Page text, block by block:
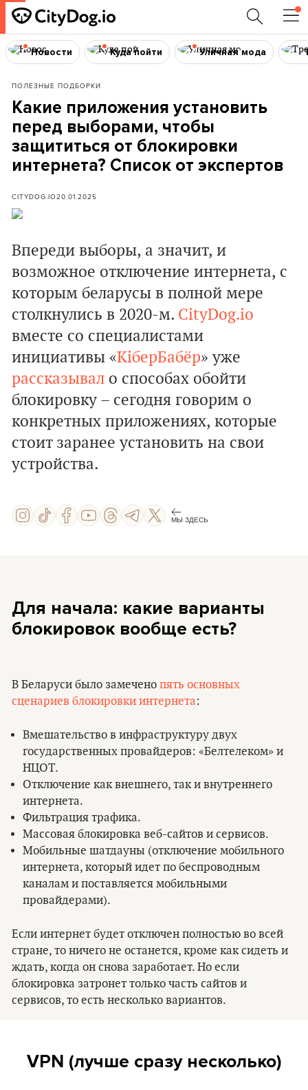
Новости Куда пойти Уличная мода
ПОЛЕЗНЫЕ ПОДБОРКИ
Какие приложения установить
перед выборами, чтобы
защититься от блокировки
интернета? Список от экспертов
CITYDOG.IO20.01.2025
Впереди выборы, а значит, и
возможное отключение интернета, с
которым беларусы в полной мере
столкнулись в 2020-м. CityDog.io
вместе со специалистами
инициативы «КіберБабёр»уже
рассказывал о способах обойти
блокировку – сегодня говорим о
конкретных приложениях, которые
стоит заранее установить на свои
устройства.
МЫ ЗДЕСЬ
Для начала: какие варианты
блокировок вообще есть?
В Беларуси было замечено пять основных
сценариев блокировки интернета:
Вмешательство в инфраструктуру двух
государственных провайдеров: «Белтелеком» и
НЦОТ.
Отключение как внешнего, так и внутреннего
интернета.
Фильтрация трафика.
Массовая блокировка веб-сайтов и сервисов.
Мобильные шатдауны (отключение мобильного
интернета, который идет по беспроводным
каналам и поставляется мобильными
провайдерами).
Если интернет будет отключен полностью во всей
стране, то ничего не останется, кроме как сидеть и
ждать, когда он снова заработает. Но если
блокировка затронет только часть сайтов и
сервисов, то есть несколько вариантов.
VPN (лучше сразу несколько)